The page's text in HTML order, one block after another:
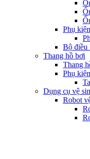
Phụ
Bộ điều
Thang hồ bơi
Thang
Phụ kiện
Dụng cụ vệ
Robot